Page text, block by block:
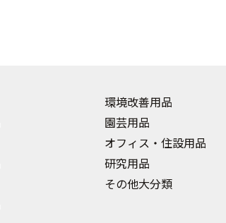
環境改善用品
園芸用品
オフィス・住設用品
研究用品
その他大分類